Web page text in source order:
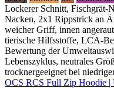
Lockerer Schnitt, Fischgrät-
Nacken, 2x1 Rippstrick an
weicher Griff, innen
tierische Hilfsstoffe, LCA-
Bewertung der
Lebenszyklus, neutrales
trocknergeeignet bei
OCS RCS Full Zip Hoodie |